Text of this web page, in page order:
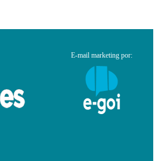
E-mail marketing por: